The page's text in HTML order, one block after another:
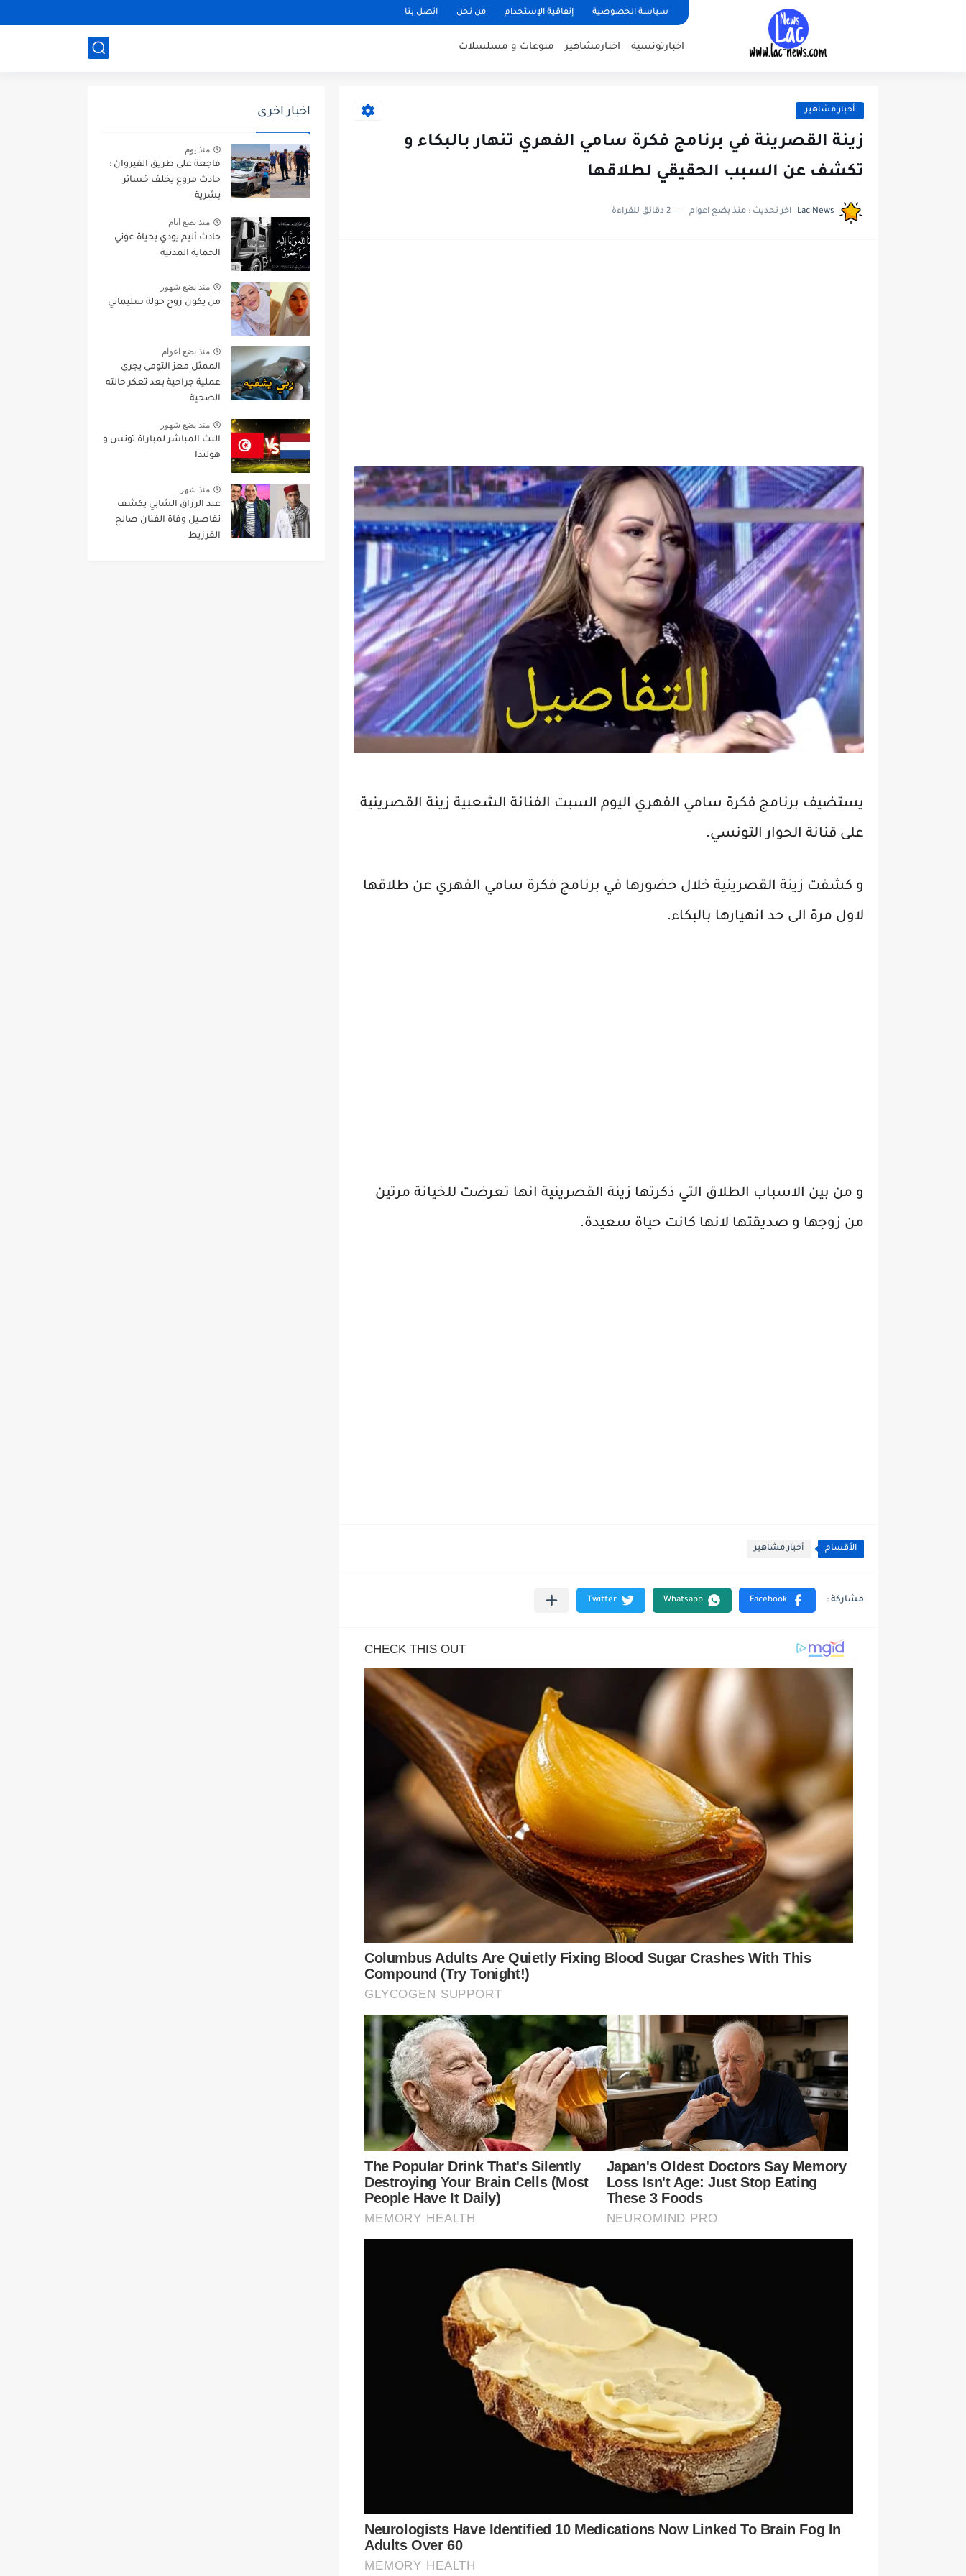
سياسة الخصوصية إتفاقية الإستخدام من نحن اتصل بنا
اخبارتونسية اخبارمشاهير منوعات و مسلسلات
أخبار مشاهير
زينة القصرينة في برنامج فكرة سامي الفهري تنهار بالبكاء و
تكشف عن السبب الحقيقي لطلاقها
Lac News اخر تحديث : منذ بضع اعوام 2 دقائق للقراءة
يستضيف برنامج فكرة سامي الفهري اليوم السبت الفنانة الشعبية زينة القصرينية
على قنانة الحوار التونسي.
و كشفت زينة القصرينية خلال حضورها في برنامج فكرة سامي الفهري عن طلاقها
لاول مرة الى حد انهيارها بالبكاء.
و من بين الاسباب الطلاق التي ذكرتها زينة القصرينية انها تعرضت للخيانة مرتين
من زوجها و صديقتها لانها كانت حياة سعيدة.
الأقسام أخبار مشاهير
اخبار اخرى
منذ يوم
فاجعة على طريق القيروان :
حادث مروع يخلف خسائر
بشرية
منذ بضع ايام
حادث أليم يودي بحياة عوني
الحماية المدنية
منذ بضع شهور
من يكون زوج خولة سليماني
منذ بضع اعوام
الممثل معز التومي يجري
عملية جراحية بعد تعكر حالته
الصحية
منذ بضع شهور
البث المباشر لمباراة تونس و
هولندا
منذ شهر
عبد الرزاق الشابي يكشف
تفاصيل وفاة الفنان صالح
الفرزيط